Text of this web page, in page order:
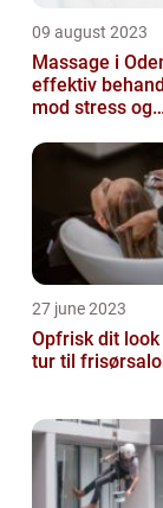
09 august 2023
Massage i
effektiv
mod stress og
27 june 2023
Opfrisk dit look
tur til